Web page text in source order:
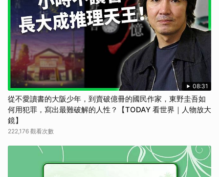
08:31
從不愛讀書的大阪少年，到賣破億冊的國民作家，東野圭吾如
何用犯罪，寫出最難破解的人性？【TODAY 看世界｜人物放大
鏡】
222,176 觀看次數